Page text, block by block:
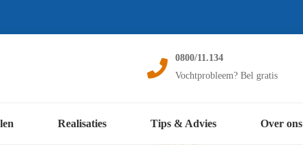
0800/11.134
Vochtprobleem? Bel gratis
Realisaties Tips & Advies Over ons